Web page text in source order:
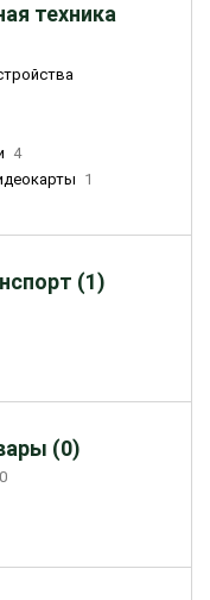
техника
4
1
(1)
(0)
0